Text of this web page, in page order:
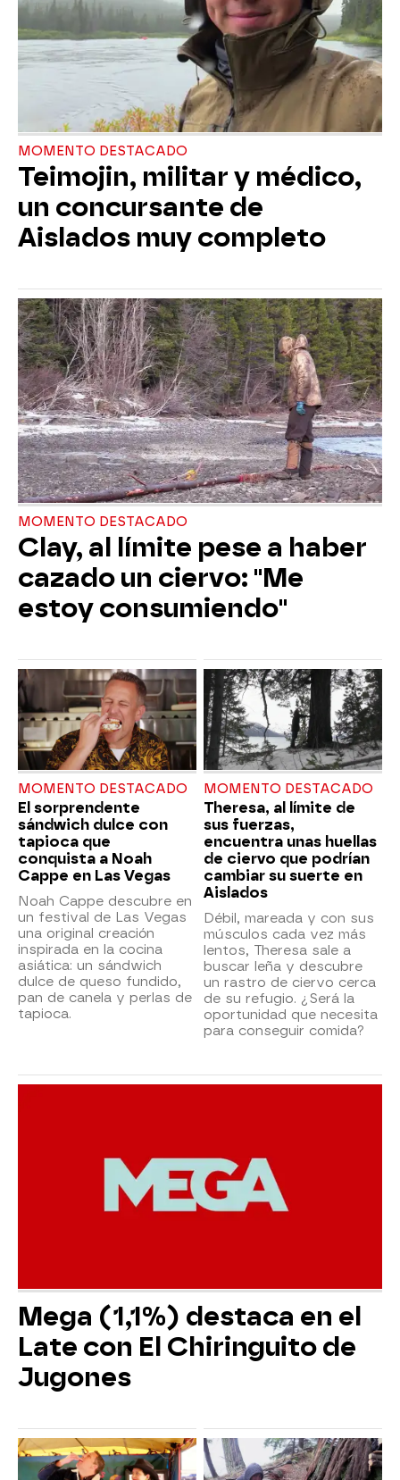
MOMENTO DESTACADO
Teimojin, militar y médico,
un concursante de
Aislados muy completo
MOMENTO DESTACADO
Clay, al límite pese a haber
cazado un ciervo: "Me
estoy consumiendo"
MOMENTO DESTACADO
El sorprendente
sándwich dulce con
tapioca que
conquista a Noah
Cappe en Las Vegas
Noah Cappe descubre en
un festival de Las Vegas
una original creación
inspirada en la cocina
asiática: un sándwich
dulce de queso fundido,
pan de canela y perlas de
tapioca.
MOMENTO DESTACADO
Theresa, al límite de
sus fuerzas,
encuentra unas huellas
de ciervo que podrían
cambiar su suerte en
Aislados
Débil, mareada y con sus
músculos cada vez más
lentos, Theresa sale a
buscar leña y descubre
un rastro de ciervo cerca
de su refugio. ¿Será la
oportunidad que necesita
para conseguir comida?
Mega (1,1%) destaca en el
Late con El Chiringuito de
Jugones